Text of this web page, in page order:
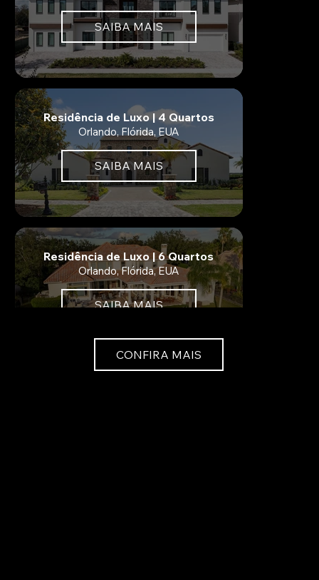
SAIBA MAIS
Residência de Luxo | 4 Quartos
Orlando, Flórida, EUA
SAIBA MAIS
Residência de Luxo | 6 Quartos
Orlando, Flórida, EUA
SAIBA MAIS
CONFIRA MAIS